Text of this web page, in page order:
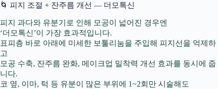
🌀 피지 조절 + 잔주름 개선 — 더모톡신
피지 과다와 유분기로 인해 모공이 넓어진 경우엔
‘더모톡신’이 가장 효과적입니다.
표피층 바로 아래에 미세한 보툴리눔을 주입해 피지선을 억제하
고
모공 수축, 잔주름 완화, 메이크업 밀착력 개선 효과를 동시에 줍
니다.
코 옆, 이마, 턱 등 유분이 많은 부위에 1~2회만 시술해도